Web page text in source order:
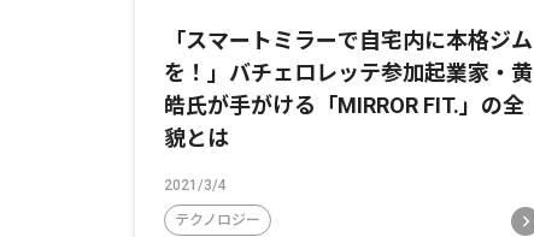
「スマートミラーで自宅内に本格ジム
を！」バチェロレッテ参加起業家・黄
皓氏が手がける「MIRROR FIT.」の全
貌とは
2021/3/4
テクノロジー